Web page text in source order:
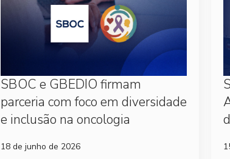
SBOC e GBEDIO firmam
parceria com foco em diversidade
e inclusão na oncologia
18 de junho de 2026